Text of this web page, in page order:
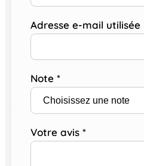
Adresse e-mail
Note *
Votre avis *